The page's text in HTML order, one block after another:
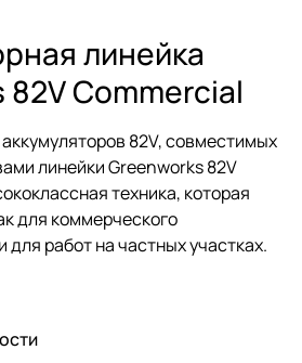
линейка
Commercial
82V, совместимых
линейки Greenworks 82V
техника, которая
для коммерческого
для работ на частных участках.